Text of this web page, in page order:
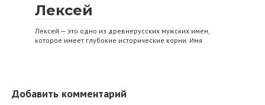
Лексей
Лексей — это одно из древнерусских мужских имен,
которое имеет глубокие исторические корни. Имя
Добавить комментарий